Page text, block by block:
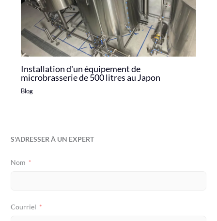
Installation d'un équipement de
microbrasserie de 500 litres au Japon
Blog
S'ADRESSER À UN EXPERT
Nom
Courriel